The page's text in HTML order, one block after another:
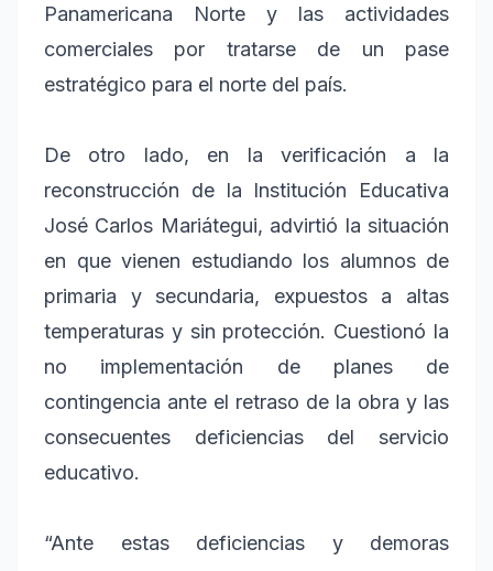
Panamericana Norte y las actividades
comerciales por tratarse de un pase
estratégico para el norte del país.
De otro lado, en la verificación a la
reconstrucción de la Institución Educativa
José Carlos Mariátegui, advirtió la situación
en que vienen estudiando los alumnos de
primaria y secundaria, expuestos a altas
temperaturas y sin protección. Cuestionó la
no implementación de planes de
contingencia ante el retraso de la obra y las
consecuentes deficiencias del servicio
educativo.
“Ante estas deficiencias y demoras